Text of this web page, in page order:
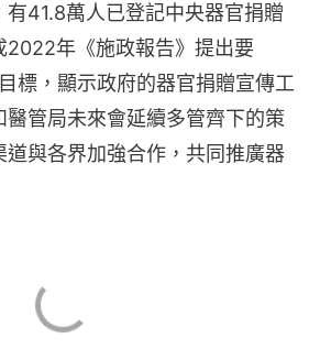
41.8萬人已登記中央器官捐贈
2022年《施政報告》提出要
標，顯示政府的器官捐贈宣傳工
管局未來會延續多管齊下的策
與各界加強合作，共同推廣器